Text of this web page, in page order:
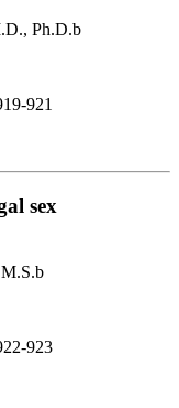
Ph.D.b
921
sex
923